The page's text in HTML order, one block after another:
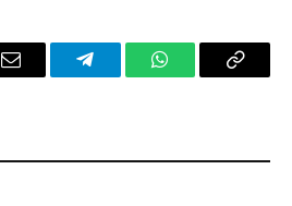
Email TelegramWhatsAppCopy